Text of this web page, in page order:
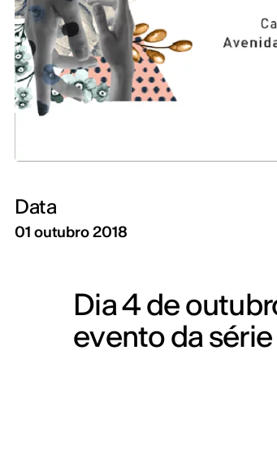
Data
01 outubro 2018
Dia 4 de
evento da